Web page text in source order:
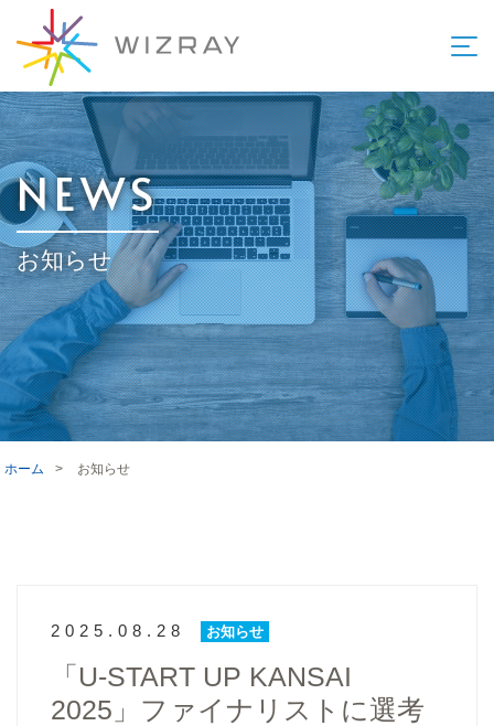
NEWS
お知らせ
ホーム > お知らせ
2025.08.28 お知らせ
「U-START UP KANSAI
2025」ファイナリストに選考